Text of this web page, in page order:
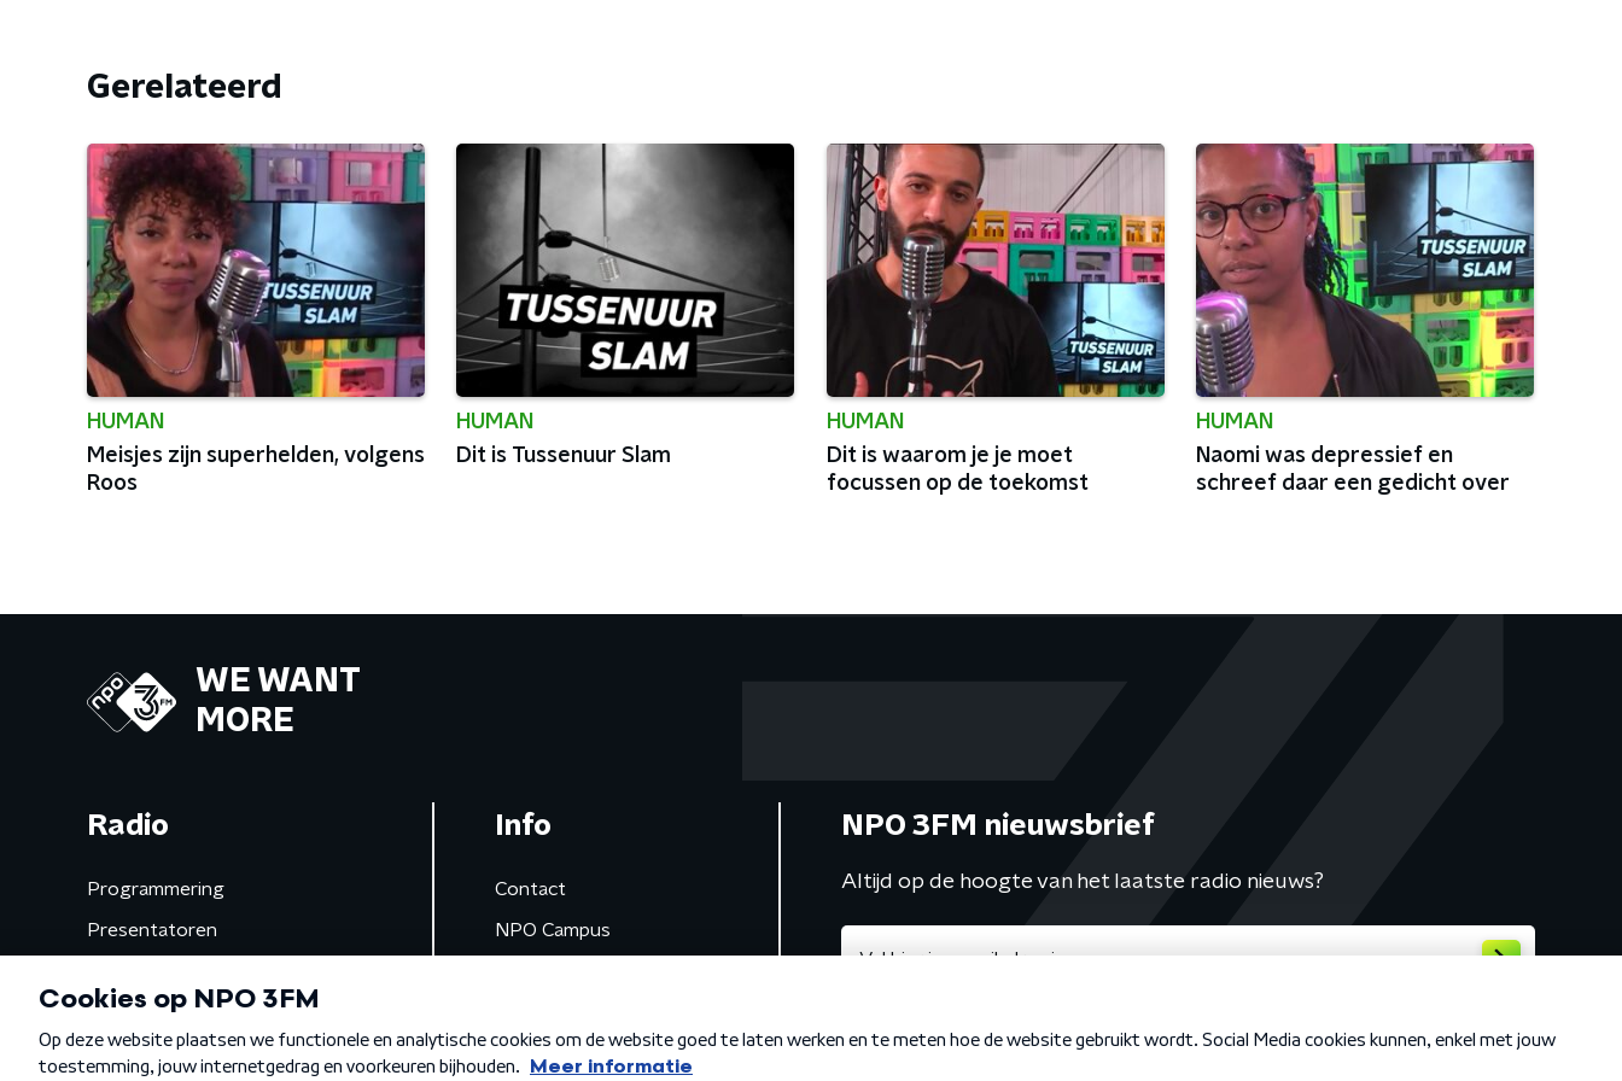
Gerelateerd
HUMAN
Meisjes zijn superhelden, volgens
Roos
HUMAN
Dit is Tussenuur Slam
HUMAN
Dit is waarom je je moet
focussen op de toekomst
HUMAN
Naomi was depressief en
schreef daar een gedicht over
WE WANT
MORE
Radio
Programmering
Presentatoren
Gemist
Info
Contact
NPO Campus
NPO 3FM nieuwsbrief
Altijd op de hoogte van het laatste radio nieuws?